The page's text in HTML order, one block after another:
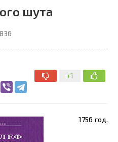
шута
+1
1756 год.